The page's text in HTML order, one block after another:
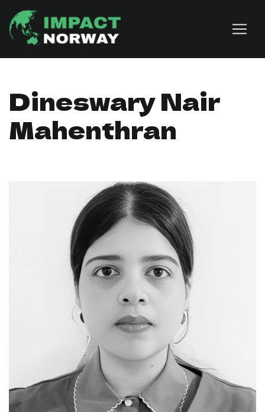
Dineswary Nair
Mahenthran